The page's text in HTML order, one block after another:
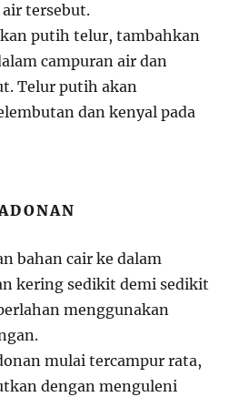
air tersebut.
putih telur, tambahkan
campuran air dan
Telur putih akan
dan kenyal pada
bahan cair ke dalam
kering sedikit demi sedikit
menggunakan
mulai tercampur rata,
dengan menguleni